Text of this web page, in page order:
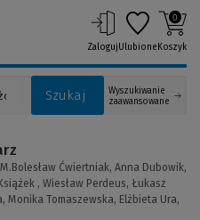
Szukaj
Wyszukiwanie
zaawansowane
ZalogujUlubione
0
Koszyk
M.Bolesław Ćwiertniak, Anna Dubowik,
, Wiesław Perdeus, Łukasz
Monika Tomaszewska, Elżbieta Ura,